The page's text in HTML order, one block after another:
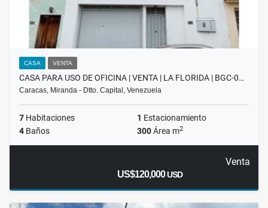
CASA VENTA
CASA PARA USO DE OFICINA | VENTA | LA FLORIDA | BGC-0…
Caracas, Miranda - Dtto. Capital, Venezuela
7 Habitaciones 1 Estacionamiento
4 Baños 300Área m2
Venta
US$120,000USD